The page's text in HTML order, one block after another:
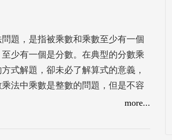
題，是指被乘數和乘數至少有一個
少有一個是分數。在典型的分數乘
式解題，卻未必了解算式的意義，
法中乘數是整數的問題，但是不容
的先後順序，依次介紹「分數乘以
除問題則根據商的數字類型，分為
more...